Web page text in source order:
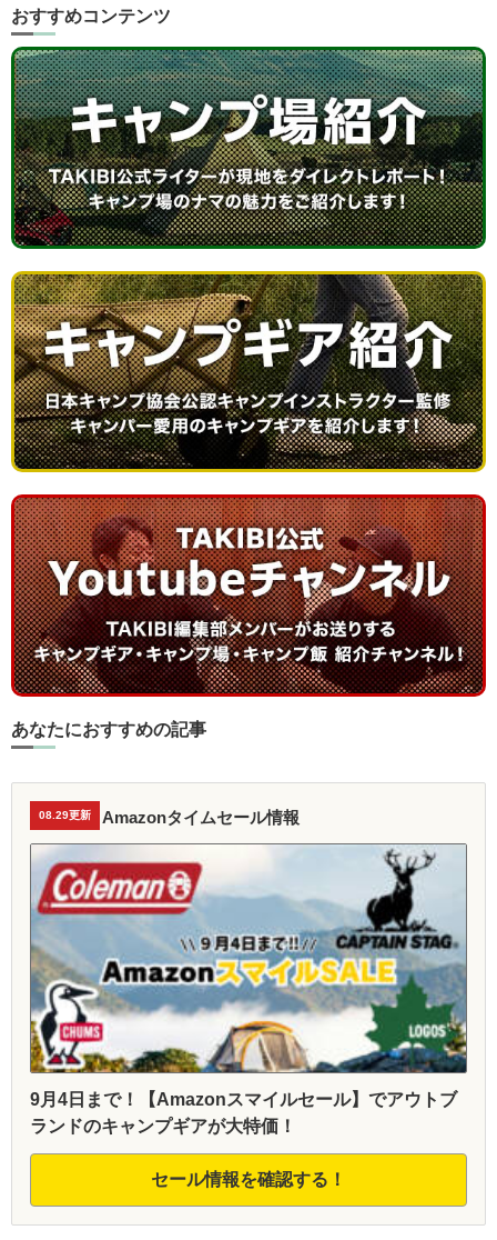
おすすめコンテンツ
あなたにおすすめの記事
08.29更新 Amazonタイムセール情報
9月4日まで！【Amazonスマイルセール】でアウトブ
ランドのキャンプギアが大特価！
セール情報を確認する！